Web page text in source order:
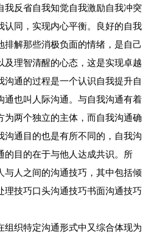
我反省自我知觉自我激励自我冲突
认同，实现内心平衡。良好的自我
排解那些消极负面的情绪，是自己
及理智清醒的心态，这是实现卓越
沟通的过程是一个认识自我提升自
通也叫人际沟通。与自我沟通有着
为两个独立的主体，而自我沟通确
沟通目的也是有所不同的，自我沟
的目的在于与他人达成共识。所
与人之间的沟通技巧，其中包括倾
理技巧口头沟通技巧书面沟通技巧
组织特定沟通形式中又综合体现为